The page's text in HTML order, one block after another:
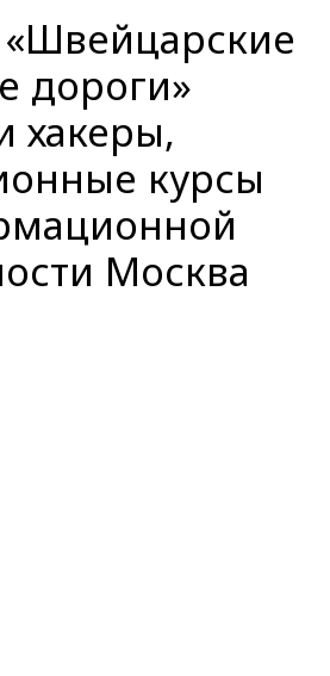
дороги»
хакеры,
курсы
Москва